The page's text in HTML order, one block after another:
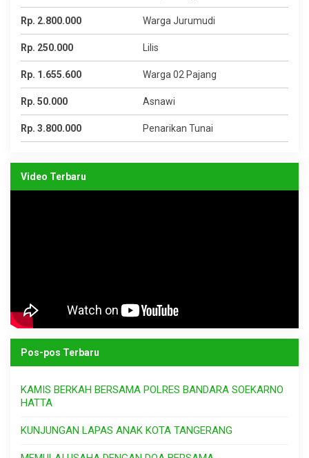
Rp. 2.800.000 Warga Jurumudi
Rp. 250.000 Lilis
Rp. 1.655.600 Warga 02 Pajang
Rp. 50.000 Asnawi
Rp. 3.800.000 Penarikan Tunai
Video Terbaru
Pos-pos Terbaru
KAMIS BERKAH BERSAMA POLRES BANDARA SOEKARNO
HATTA
KUNJUNGAN LAPAS ANAK KOTA TANGERANG